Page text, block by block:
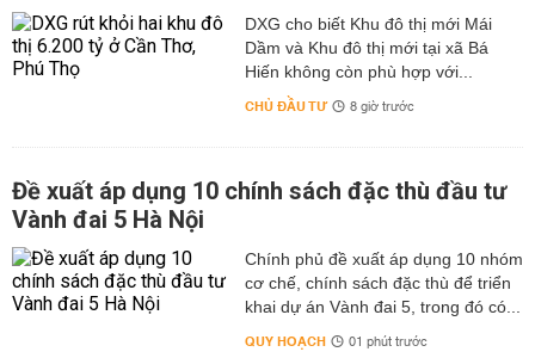
DXG cho biết Khu đô thị mới Mái
Dầm và Khu đô thị mới tại xã Bá
Hiến không còn phù hợp với...
CHỦ ĐẦU TƯ 8 giờ trước
Đề xuất áp dụng 10 chính sách đặc thù đầu tư
Vành đai 5 Hà Nội
Chính phủ đề xuất áp dụng 10 nhóm
cơ chế, chính sách đặc thù để triển
khai dự án Vành đai 5, trong đó có...
QUY HOẠCH 01 phút trước